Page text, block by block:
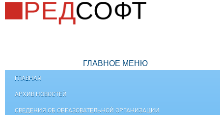
ГЛАВНОЕ МЕНЮ
ГЛАВНАЯ
АРХИВ НОВОСТЕЙ
СВЕДЕНИЯ ОБ ОБРАЗОВАТЕЛЬНОЙ ОРГАНИЗАЦИИ